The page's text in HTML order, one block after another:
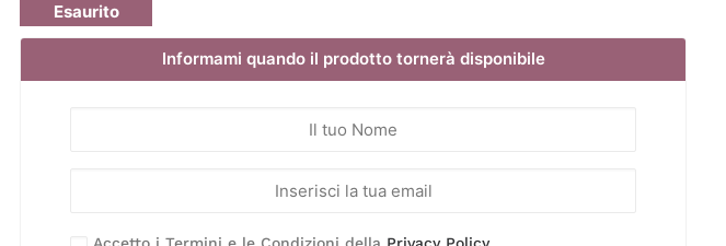
Esaurito
Informami quando il prodotto tornerà disponibile